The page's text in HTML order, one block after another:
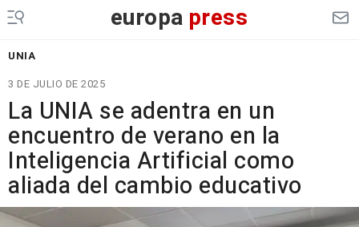
europa press
UNIA
3 DE JULIO DE 2025
La UNIA se adentra en un
encuentro de verano en la
Inteligencia Artificial como
aliada del cambio educativo